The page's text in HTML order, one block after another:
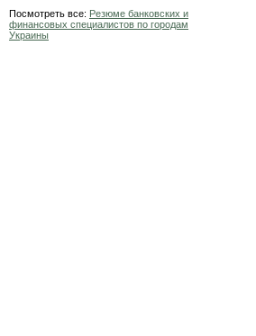
Посмотреть все: Резюме банковских и
финансовых специалистов по городам
Украины